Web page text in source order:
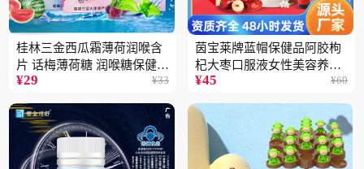
桂林三金西瓜霜薄荷润喉含
片 话梅薄荷糖 润喉糖保健食
品
¥29 ¥33
茵宝莱牌蓝帽保健品阿胶枸
杞大枣口服液女性美容养颜
营养品12支装
¥45 ¥60